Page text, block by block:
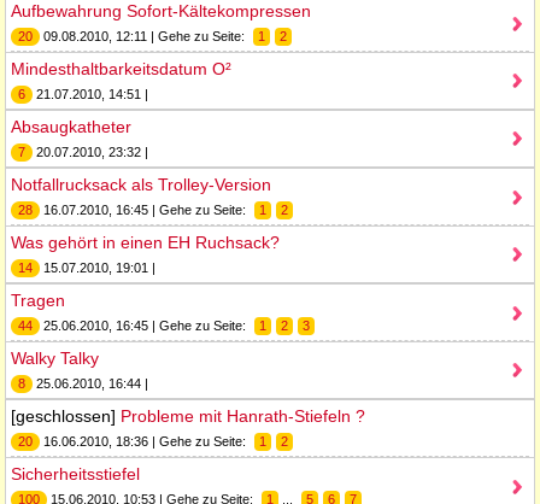
Aufbewahrung Sofort-Kältekompressen
20 09.08.2010, 12:11 | Gehe zu Seite: 1 2
Mindesthaltbarkeitsdatum O²
6 21.07.2010, 14:51 |
Absaugkatheter
7 20.07.2010, 23:32 |
Notfallrucksack als Trolley-Version
28 16.07.2010, 16:45 | Gehe zu Seite: 1 2
Was gehört in einen EH Ruchsack?
14 15.07.2010, 19:01 |
Tragen
44 25.06.2010, 16:45 | Gehe zu Seite: 1 2 3
Walky Talky
8 25.06.2010, 16:44 |
[geschlossen] Probleme mit Hanrath-Stiefeln ?
20 16.06.2010, 18:36 | Gehe zu Seite: 1 2
Sicherheitsstiefel
100 15.06.2010, 10:53 | Gehe zu Seite: 1 5 6 7